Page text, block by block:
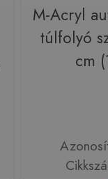
M-Acryl
túlfolyó
cm